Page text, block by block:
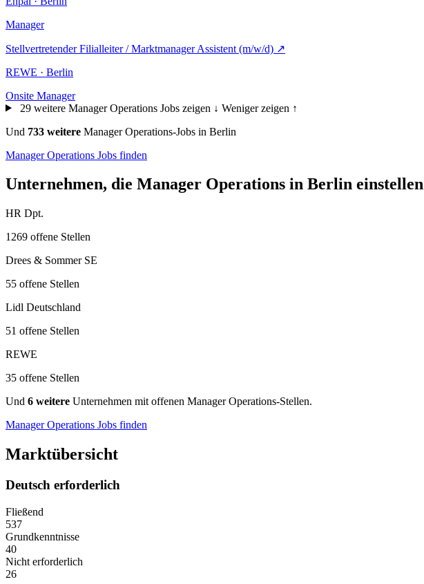
Manager
Stellvertretender Filialleiter / Marktmanager Assistent (m/w/d) ↗
REWE · Berlin
Onsite Manager
29 weitere Manager Operations Jobs zeigen ↓ Weniger zeigen ↑
Und 733 weitere Manager Operations-Jobs in Berlin
Manager Operations Jobs finden
Unternehmen, die Manager Operations in Berlin einstellen
HR Dpt.
1269 offene Stellen
Drees & Sommer SE
55 offene Stellen
Lidl Deutschland
51 offene Stellen
REWE
35 offene Stellen
Und 6 weitere Unternehmen mit offenen Manager Operations-Stellen.
Manager Operations Jobs finden
Marktübersicht
Deutsch erforderlich
Fließend
537
Grundkenntnisse
40
Nicht erforderlich
26